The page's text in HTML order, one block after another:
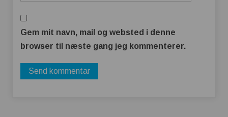
Gem mit navn, mail og websted i denne
browser til næste gang jeg kommenterer.